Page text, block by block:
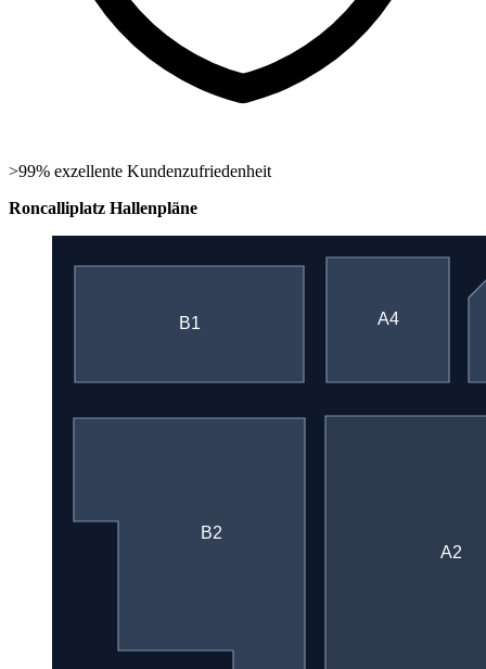
>99% exzellente Kundenzufriedenheit
Roncalliplatz Hallenpläne